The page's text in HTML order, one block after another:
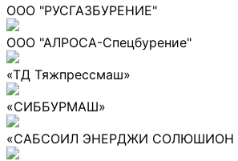
ООО "РУСГАЗБУРЕНИЕ"
ООО "АЛРОСА-Спецбурение"
«ТД Тяжпрессмаш»
«СИББУРМАШ»
«САБСОИЛ ЭНЕРДЖИ СОЛЮШИОН